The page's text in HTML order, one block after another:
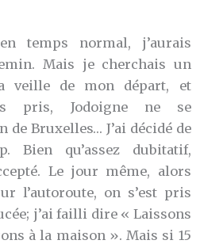
temps normal, j’aurais
Mais je cherchais un
veille de mon départ, et
pris, Jodoigne ne se
de Bruxelles… J’ai décidé de
Bien qu’assez dubitatif,
Le jour même, alors
l’autoroute, on s’est pris
j’ai failli dire « Laissons
à la maison ». Mais si 15